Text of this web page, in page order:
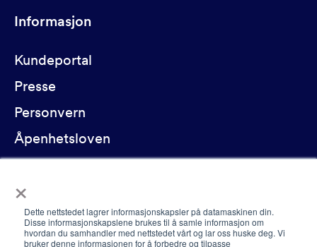
×
Dette nettstedet lagrer informasjonskapsler på datamaskinen din.
Disse informasjonskapslene brukes til å samle informasjon om
hvordan du samhandler med nettstedet vårt og lar oss huske deg. Vi
bruker denne informasjonen for å forbedre og tilpasse
Informasjon
Kundeportal
Presse
Personvern
Åpenhetsloven
Kontakt oss
Sosiale medier